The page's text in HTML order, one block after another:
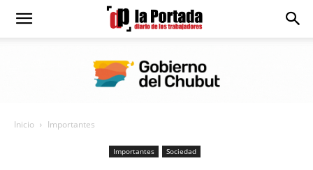
Diario
Inicio Importantes
Importantes Sociedad